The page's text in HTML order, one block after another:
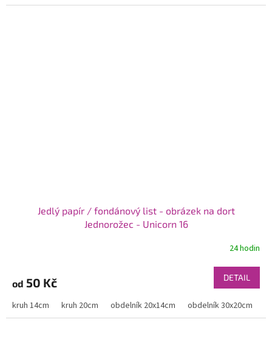
Jedlý papír / fondánový list - obrázek na dort
Jednorožec - Unicorn 16
24 hodin
od 50 Kč DETAIL
kruh 14cm kruh 20cm obdelník 20x14cm obdelník 30x20cm